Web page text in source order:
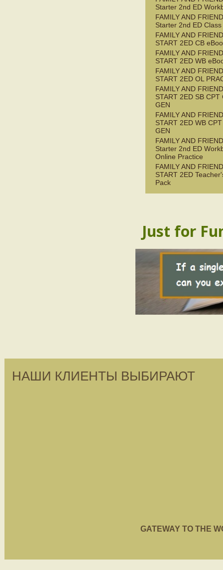
Starter 2nd ED
FAMILY AND
Starter 2nd ED
FAMILY AND
START 2ED CB
FAMILY AND
START 2ED WB
FAMILY AND
START 2ED OL
FAMILY AND
START 2ED SB CPT
GEN
FAMILY AND
START 2ED WB
GEN
FAMILY AND
Starter 2nd ED
Online Practice
FAMILY AND
START 2ED
Pack
Just for
НАШИ КЛИЕНТЫ ВЫБИРАЮТ
GATEWAY TO THE